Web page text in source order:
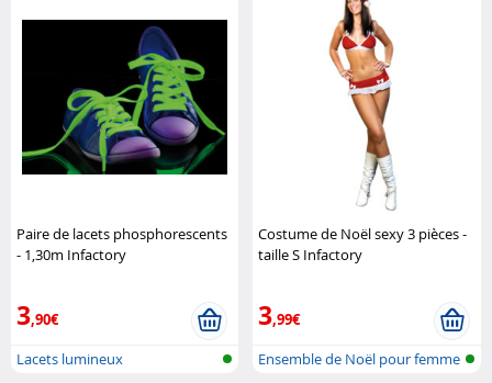
Paire de lacets phosphorescents
- 1,30m Infactory
3,90€
Lacets lumineux
Costume de Noël sexy 3 pièces -
taille S Infactory
3,99€
Ensemble de Noël pour femme